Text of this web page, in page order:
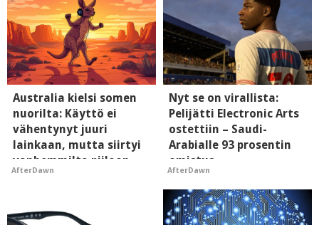
Australia kielsi somen
nuorilta: Käyttö ei
vähentynyt juuri
lainkaan, mutta siirtyi
vanhemmilta piiloon
AfterDawn
Nyt se on virallista:
Pelijätti Electronic Arts
ostettiin – Saudi-
Arabialle 93 prosentin
omistus
AfterDawn